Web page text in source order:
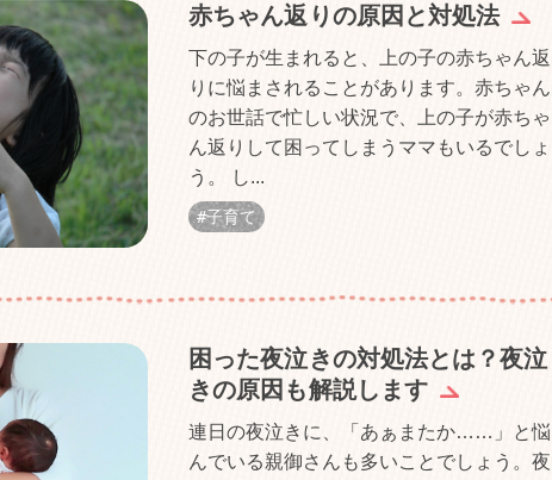
赤ちゃん返りの原因と対処法
下の子が生まれると、上の子の赤ちゃん返
りに悩まされることがあります。赤ちゃん
のお世話で忙しい状況で、上の子が赤ちゃ
ん返りして困ってしまうママもいるでしょ
う。 し...
子育て
困った夜泣きの対処法とは？夜泣
きの原因も解説します
連日の夜泣きに、「あぁまたか……」と悩
んでいる親御さんも多いことでしょう。夜